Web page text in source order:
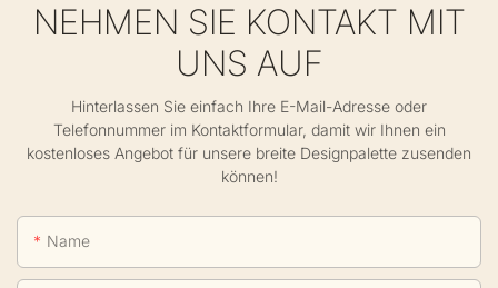
NEHMEN SIE KONTAKT MIT
UNS AUF
Hinterlassen Sie einfach Ihre E-Mail-Adresse oder
Telefonnummer im Kontaktformular, damit wir Ihnen ein
kostenloses Angebot für unsere breite Designpalette zusenden
können!
Name